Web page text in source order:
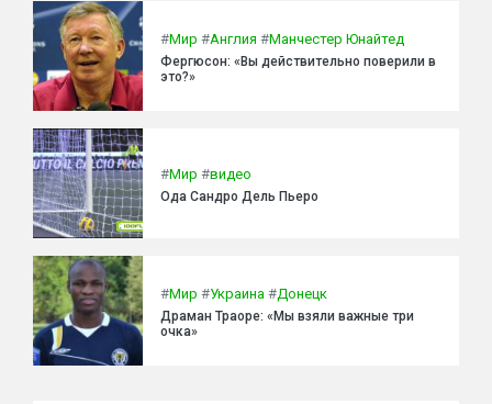
#Мир #Англия #Манчестер Юнайтед
Фергюсон: «Вы действительно поверили в
это?»
#Мир #видео
Ода Сандро Дель Пьеро
#Мир #Украина #Донецк
Драман Траоре: «Мы взяли важные три
очка»